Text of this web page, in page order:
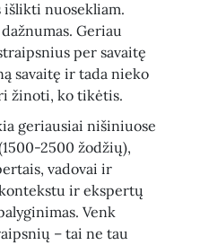
nuosekliam.
Geriau
per savaitę
savaitę ir tada nieko
žinoti, ko tikėtis.
geriausiai nišiniuose
2500 žodžių),
vadovai ir
ir ekspertų
Venk
– tai ne tau